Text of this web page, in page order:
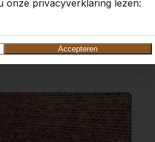
onze privacyverklaring lezen:
Accepteren
van tafeltennis en
camping of